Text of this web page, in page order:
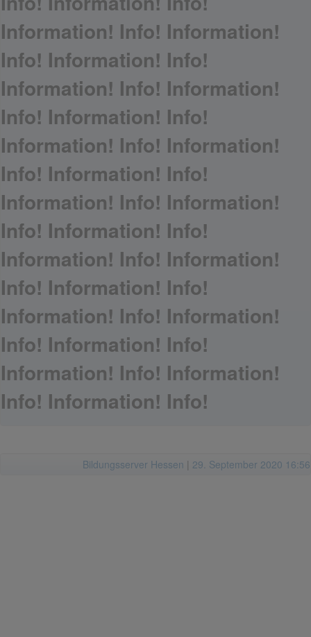
Information! Info! Information!
Info! Information! Info!
Information! Info! Information!
Info! Information! Info!
Information! Info! Information!
Info! Information! Info!
Information! Info! Information!
Info! Information! Info!
Information! Info! Information!
Info! Information! Info!
Information! Info! Information!
Info! Information! Info!
Information! Info! Information!
Info! Information! Info!
Bildungsserver Hessen | 29. September 2020 16:56